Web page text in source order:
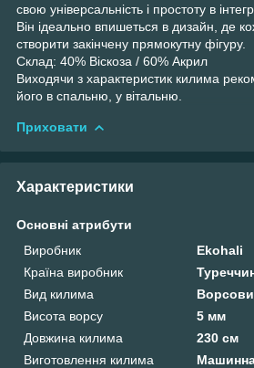
свою універсальність і простоту в
Він ідеально впишеться в дизайн, де
створити закінчену прямокутну фігуру.
Склад: 40% Віскоза / 60% Акрил
Виходячи з характеристик килима
його в спальню, у вітальню.
Приховати
Характеристики
Основні атрибути
Виробник
Ekohali
Країна виробник
Вид килима
Висота ворсу
5 мм
Довжина килима
230 см
Виготовлення килима